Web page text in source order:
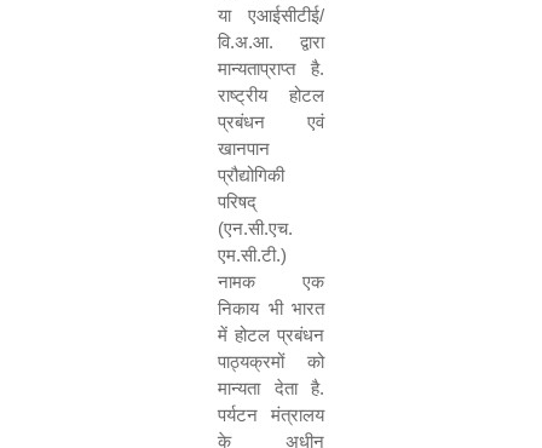
या एआईसीटीई/
वि.अ.आ. द्वारा
मान्यताप्राप्त है.
राष्ट्रीय होटल
प्रबंधन एवं
खानपान
प्रौद्योगिकी
परिषद्
(एन.सी.एच.
एम.सी.टी.)
नामक एक
निकाय भी भारत
में होटल प्रबंधन
पाठ्यक्रमों को
मान्यता देता है.
पर्यटन मंत्रालय
के अधीन